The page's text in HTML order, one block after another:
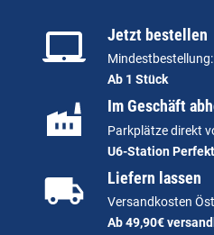
Jetzt bestellen
Ab 1 Stück
Im Geschäft
Parkplätze direkt
U6-Station
Liefern lassen
Versandkosten
Ab 49,90€